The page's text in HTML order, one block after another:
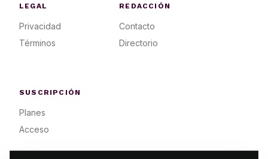
LEGAL
Privacidad
Términos
REDACCIÓN
Contacto
Directorio
SUSCRIPCIÓN
Planes
Acceso